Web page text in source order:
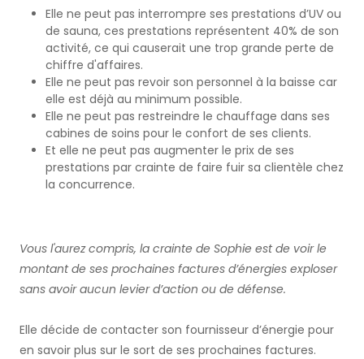
Elle ne peut pas interrompre ses prestations d’UV ou
de sauna, ces prestations représentent 40% de son
activité, ce qui causerait une trop grande perte de
chiffre d'affaires.
Elle ne peut pas revoir son personnel à la baisse car
elle est déjà au minimum possible.
Elle ne peut pas restreindre le chauffage dans ses
cabines de soins pour le confort de ses clients.
Et elle ne peut pas augmenter le prix de ses
prestations par crainte de faire fuir sa clientèle chez
la concurrence.
Vous l'aurez compris, la crainte de Sophie est de voir le
montant de ses prochaines factures d’énergies exploser
sans avoir aucun levier d’action ou de défense.
Elle décide de contacter son fournisseur d’énergie pour
en savoir plus sur le sort de ses prochaines factures.